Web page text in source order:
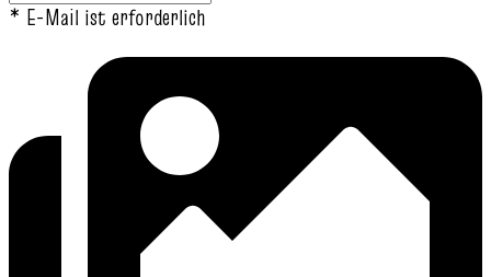
* E-Mail ist erforderlich